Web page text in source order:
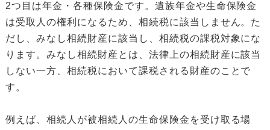
2つ目は年金・各種保険金です。遺族年金や生命保険金
は受取人の権利になるため、相続税に該当しません。た
だし、みなし相続財産に該当し、相続税の課税対象にな
ります。みなし相続財産とは、法律上の相続財産に該当
しない一方、相続税において課税される財産のことで
す。
例えば、相続人が被相続人の生命保険金を受け取る場